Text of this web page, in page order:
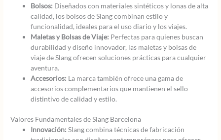
Bolsos: Diseñados con materiales sintéticos y lonas de alta
calidad, los bolsos de Slang combinan estilo y
funcionalidad, ideales para el uso diario y los viajes.
Maletas y Bolsas de Viaje: Perfectas para quienes buscan
durabilidad y diseño innovador, las maletas y bolsas de
viaje de Slang ofrecen soluciones prácticas para cualquier
aventura.
Accesorios: La marca también ofrece una gama de
accesorios complementarios que mantienen el sello
distintivo de calidad y estilo.
Valores Fundamentales de Slang Barcelona
Innovación: Slang combina técnicas de fabricación